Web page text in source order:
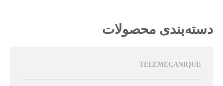
دسته‌بندی محصولات
TELEMECANIQUE